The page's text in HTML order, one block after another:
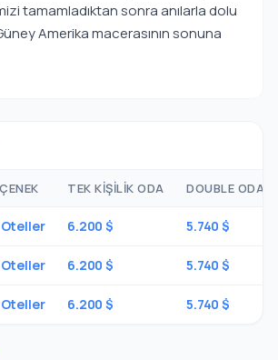
tamamladıktan sonra anılarla dolu
Amerika macerasının sonuna
TEK KIŞILIK ODA DOUBLE
6.200 $ 5.740 $
6.200 $ 5.740 $
6.200 $ 5.740 $